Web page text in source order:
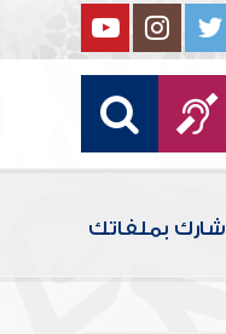
شارك بملفاتك